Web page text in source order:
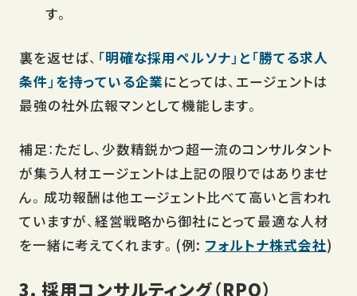
す。
裏を返せば、 「明確な採用ペルソナ」と「勝てる求人
条件」を持っている企業にとっては、エージェントは
最強の社外広報マンとして機能します。
補足：ただし、少数精鋭かつ超一流のコンサルタント
が集う人材エージェントは上記の限りではありませ
ん。成功報酬は他エージェント比べて高いと言われ
ていますが、経営戦略から御社にとって最適な人材
を一緒に考えてくれます。(例: フォルトナ株式会社)
3. 採用コンサルティング（RPO）